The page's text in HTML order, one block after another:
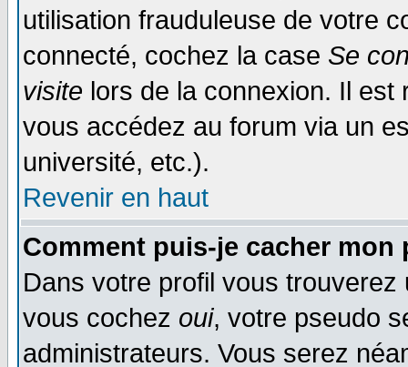
utilisation frauduleuse de votre
connecté, cochez la case Se
visite lors de la connexion. Il
vous accédez au forum via un
université, etc.).
Revenir en haut
Comment puis-je cacher
Dans votre profil vous
vous cochez oui, votre pseudo
administrateurs. Vous serez